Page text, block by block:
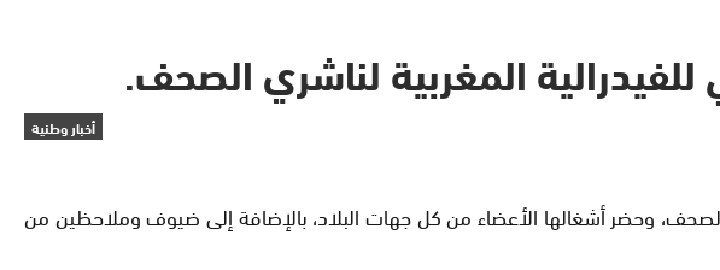
للفيدرالية المغربية لناشري الصحف.
أخبار وطنية
المغربية لناشري الصحف، وحضر أشغالها الأعضاء من كل جهات البلاد، بالإضافة إلى ضيوف وملاحظين من